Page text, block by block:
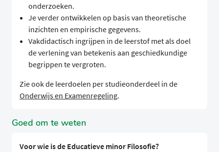
onderzoeken.
Je verder ontwikkelen op basis van theoretische
inzichten en empirische gegevens.
Vakdidactisch ingrijpen in de leerstof met als doel
de verlening van betekenis aan geschiedkundige
begrippen te vergroten.
Zie ook de leerdoelen per studieonderdeel in de
Onderwijs en Examenregeling.
Goed om te weten
Voor wie is de Educatieve minor Filosofie?